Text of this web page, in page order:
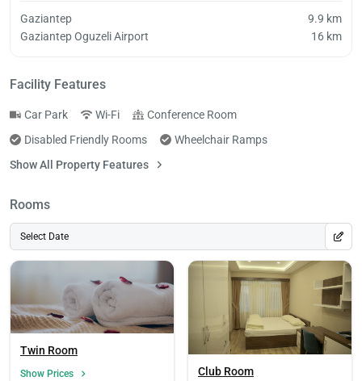
Gaziantep
9.9 km
Gaziantep Oguzeli Airport
16 km
Facility Features
Car Park Wi-Fi
Conference Room
Disabled Friendly Rooms
Wheelchair Ramps
Show All Property Features
Rooms
Select Date
Twin Room
Show Prices Club Room